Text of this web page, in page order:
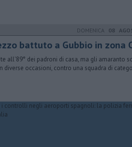
DOMENICA 08
battuto a Gubbio in zona
all'89° dei padroni di casa, ma gli amaranto
diverse occasioni, contro una squadra di